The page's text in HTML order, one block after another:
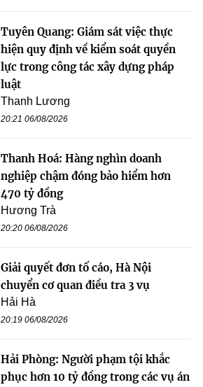
Tuyên Quang: Giám sát việc thực
hiện quy định về kiểm soát quyền
lực trong công tác xây dựng pháp
luật
Thanh Lương
20:21 06/08/2026
Thanh Hoá: Hàng nghìn doanh
nghiệp chậm đóng bảo hiểm hơn
470 tỷ đồng
Hương Trà
20:20 06/08/2026
Giải quyết đơn tố cáo, Hà Nội
chuyển cơ quan điều tra 3 vụ
Hải Hà
20:19 06/08/2026
Hải Phòng: Người phạm tội khắc
phục hơn 10 tỷ đồng trong các vụ án